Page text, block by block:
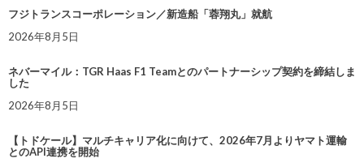
フジトランスコーポレーション／新造船「蓉翔丸」就航
2026年8月5日
ネバーマイル：TGR Haas F1 Teamとのパートナーシップ契約を締結しま
した
2026年8月5日
【トドケール】マルチキャリア化に向けて、2026年7月よりヤマト運輸
とのAPI連携を開始